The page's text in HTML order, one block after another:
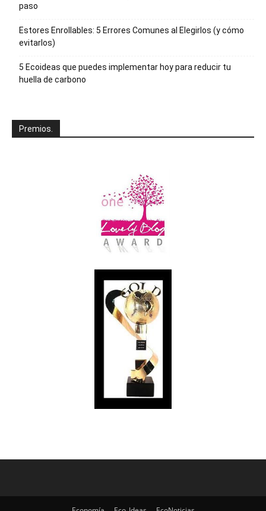
paso
Estores Enrollables: 5 Errores Comunes al Elegirlos (y cómo
evitarlos)
5 Ecoideas que puedes implementar hoy para reducir tu
huella de carbono
Premios.